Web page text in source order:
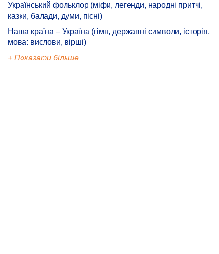
Український фольклор (міфи, легенди, народні притчі,
казки, балади, думи, пісні)
Наша країна – Україна (гімн, державні символи, історія,
мова: вислови, вірші)
+ Показати більше